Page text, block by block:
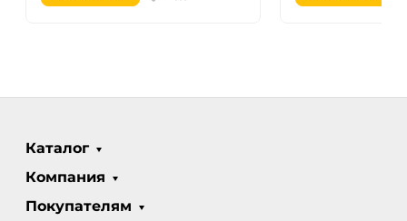
Каталог
Компания
Покупателям